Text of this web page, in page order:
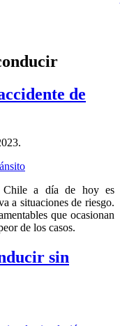
de
.
Chile a día de hoy es
a situaciones de riesgo.
que ocasionan
de los casos.
sin